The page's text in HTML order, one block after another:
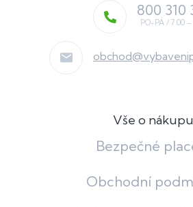
obchod@
800 310
Vše o nákupu
Bezpečné
Obchodní